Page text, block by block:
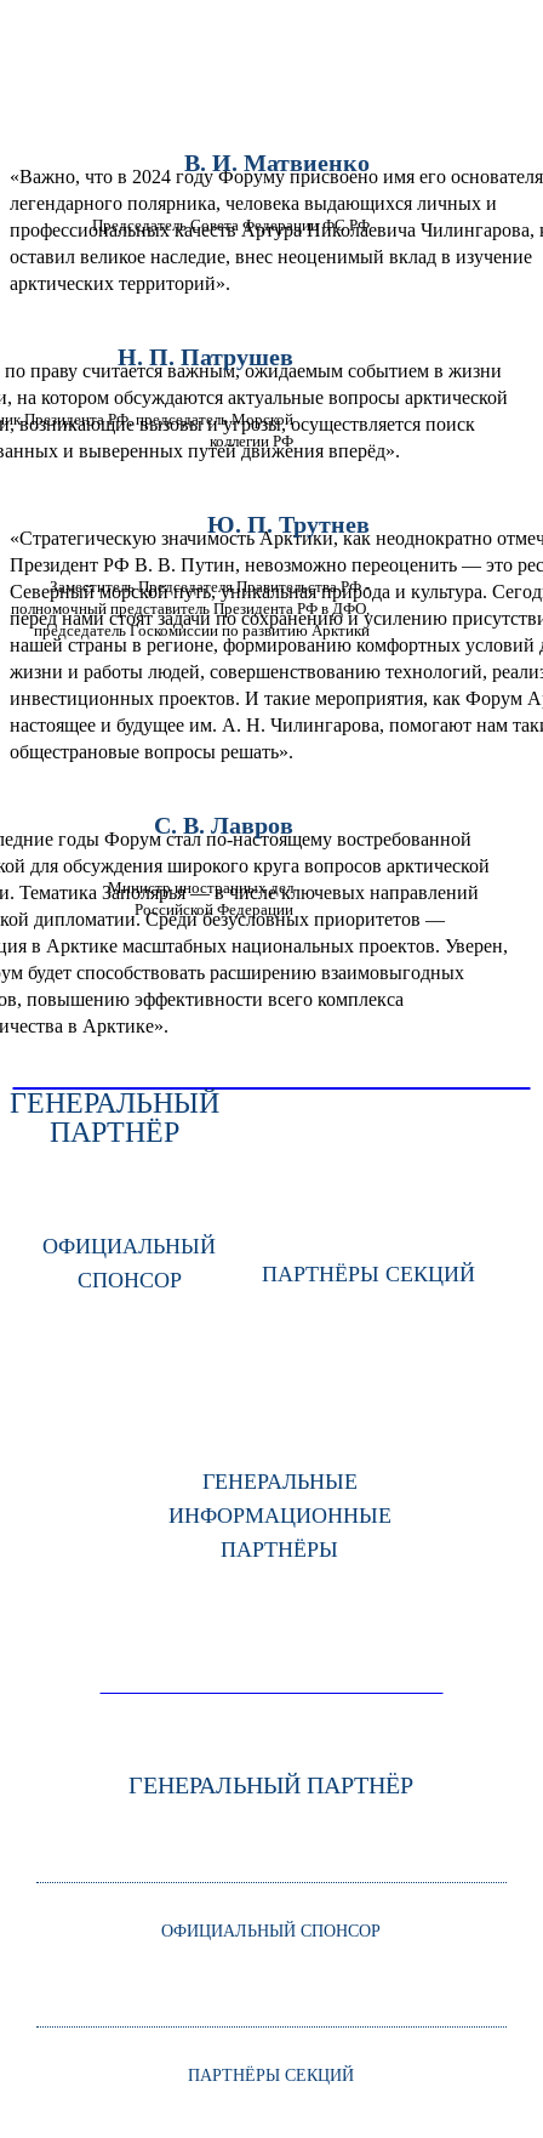
В. И. Матвиенко
Председатель Совета Федерации ФС РФ
«Важно, что в 2024 году Форуму присвоено имя его
легендарного полярника, человека выдающихся личных и
профессиональных качеств Артура Николаевича Чилингарова,
оставил великое наследие, внес неоценимый вклад в изучение
арктических территорий».
Н. П. Патрушев
Президента РФ, председатель Морской
коллегии РФ
праву считается важным, ожидаемым событием в жизни
на котором обсуждаются актуальные вопросы арктической
возникающие вызовы и угрозы, осуществляется поиск
и выверенных путей движения вперёд».
Ю. П. Трутнев
Заместитель Председателя Правительства РФ -
полномочный представитель Президента РФ в ДФО,
председатель Госкомиссии по развитию Арктики
«Стратегическую значимость Арктики, как неоднократно
Президент РФ В. В. Путин, невозможно переоценить — это
Северный морской путь, уникальная природа и культура.
перед нами стоят задачи по сохранению и усилению
нашей страны в регионе, формированию комфортных условий
жизни и работы людей, совершенствованию технологий,
инвестиционных проектов. И такие мероприятия, как Форум
настоящее и будущее им. А. Н. Чилингарова, помогают нам
общестрановые вопросы решать».
С. В. Лавров
Министр иностранных дел
Российской Федерации
годы Форум стал по-настоящему востребованной
для обсуждения широкого круга вопросов арктической
Тематика Заполярья — в числе ключевых направлений
дипломатии. Среди безусловных приоритетов —
в Арктике масштабных национальных проектов. Уверен,
будет способствовать расширению взаимовыгодных
повышению эффективности всего комплекса
в Арктике».
ГЕНЕРАЛЬНЫЙ
ПАРТНЁР
ОФИЦИАЛЬНЫЙ
СПОНСОР
ПАРТНЁРЫ СЕКЦИЙ
ГЕНЕРАЛЬНЫЕ
ИНФОРМАЦИОННЫЕ
ПАРТНЁРЫ
ГЕНЕРАЛЬНЫЙ ПАРТНЁР
ОФИЦИАЛЬНЫЙ СПОНСОР
ПАРТНЁРЫ СЕКЦИЙ